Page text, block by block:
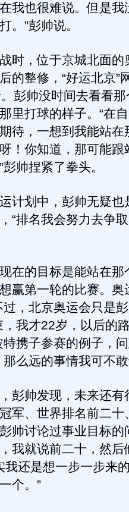
我也很难说。但是我
。”彭帅说。
，位于京城北面的
的整修，“好运北京”
彭帅没时间去看看
里打球的样子。“在
待，一想到我能站在
！你知道，那可能跟
帅捏紧了拳头。
划中，彭帅无疑也
“排名我会努力去争
的目标是能站在那
赢第一轮的比赛。奥
过，北京奥运会只是
，我才22岁，以后的
特携子参赛的例子，
么远的事情我可不
帅发现，未来还有
军、世界排名前二十
讨论过事业目标的
我就说前二十，然后
我还是想一步一步来
个。”